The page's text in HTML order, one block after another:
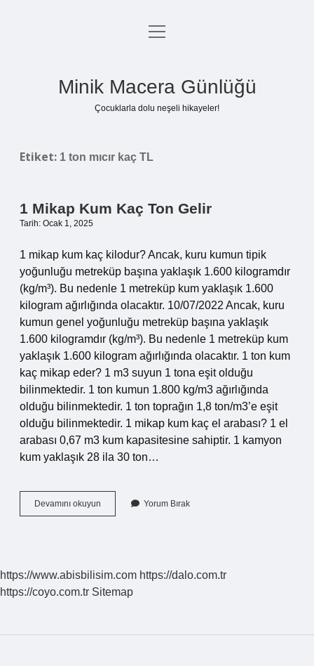
Anasayfa
menüyü
Minik Macera Günlüğü
Çocuklarla dolu neşeli hikayeler!
Etiket: 1 ton mıcır kaç TL
1 Mikap Kum Kaç Ton Gelir
Tarih: Ocak 1, 2025
1 mikap kum kaç kilodur? Ancak, kuru kumun tipik
yoğunluğu metreküp başına yaklaşık 1.600 kilogramdır
(kg/m³). Bu nedenle 1 metreküp kum yaklaşık 1.600
kilogram ağırlığında olacaktır. 10/07/2022 Ancak, kuru
kumun genel yoğunluğu metreküp başına yaklaşık
1.600 kilogramdır (kg/m³). Bu nedenle 1 metreküp kum
yaklaşık 1.600 kilogram ağırlığında olacaktır. 1 ton kum
kaç mikap eder? 1 m3 suyun 1 tona eşit olduğu
bilinmektedir. 1 ton kumun 1.800 kg/m3 ağırlığında
olduğu bilinmektedir. 1 ton toprağın 1,8 ton/m3’e eşit
olduğu bilinmektedir. 1 mikap kum kaç el arabası? 1 el
arabası 0,67 m3 kum kapasitesine sahiptir. 1 kamyon
kum yaklaşık 28 ila 30 ton…
Devamını okuyun
Mikap
Yorum Bırak
https://www.abisbilisim.com https://dalo.com.tr
https://coyo.com.tr Sitemap